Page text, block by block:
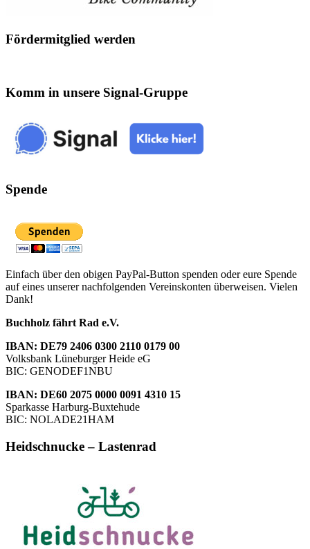
Fördermitglied werden
Komm in unsere Signal-Gruppe
Spende
Einfach über den obigen PayPal-Button spenden oder eure Spende
auf eines unserer nachfolgenden Vereinskonten überweisen. Vielen
Dank!
Buchholz fährt Rad e.V.
IBAN: DE79 2406 0300 2110 0179 00
Volksbank Lüneburger Heide eG
BIC: GENODEF1NBU
IBAN: DE60 2075 0000 0091 4310 15
Sparkasse Harburg-Buxtehude
BIC: NOLADE21HAM
Heidschnucke – Lastenrad